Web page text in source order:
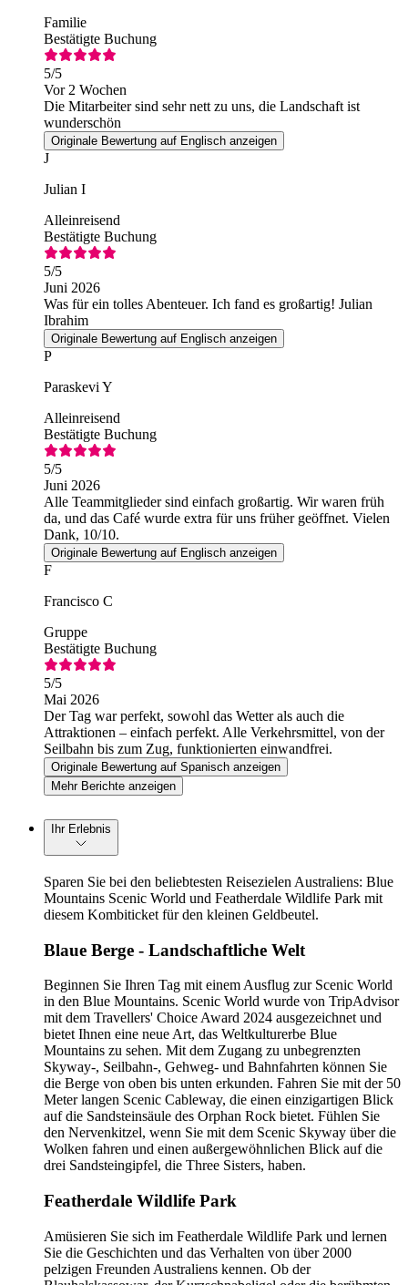
Familie
Bestätigte Buchung
5/5
Vor 2 Wochen
Die Mitarbeiter sind sehr nett zu uns, die Landschaft ist
wunderschön
Originale Bewertung auf Englisch anzeigen
J
Julian I
Alleinreisend
Bestätigte Buchung
5/5
Juni 2026
Was für ein tolles Abenteuer. Ich fand es großartig! Julian
Ibrahim
Originale Bewertung auf Englisch anzeigen
P
Paraskevi Y
Alleinreisend
Bestätigte Buchung
5/5
Juni 2026
Alle Teammitglieder sind einfach großartig. Wir waren früh
da, und das Café wurde extra für uns früher geöffnet. Vielen
Dank, 10/10.
Originale Bewertung auf Englisch anzeigen
F
Francisco C
Gruppe
Bestätigte Buchung
5/5
Mai 2026
Der Tag war perfekt, sowohl das Wetter als auch die
Attraktionen – einfach perfekt. Alle Verkehrsmittel, von der
Seilbahn bis zum Zug, funktionierten einwandfrei.
Originale Bewertung auf Spanisch anzeigen
Mehr Berichte anzeigen
Ihr Erlebnis
Sparen Sie bei den beliebtesten Reisezielen Australiens: Blue
Mountains Scenic World und Featherdale Wildlife Park mit
diesem Kombiticket für den kleinen Geldbeutel.
Blaue Berge - Landschaftliche Welt
Beginnen Sie Ihren Tag mit einem Ausflug zur Scenic World
in den Blue Mountains. Scenic World wurde von TripAdvisor
mit dem Travellers' Choice Award 2024 ausgezeichnet und
bietet Ihnen eine neue Art, das Weltkulturerbe Blue
Mountains zu sehen. Mit dem Zugang zu unbegrenzten
Skyway-, Seilbahn-, Gehweg- und Bahnfahrten können Sie
die Berge von oben bis unten erkunden. Fahren Sie mit der 50
Meter langen Scenic Cableway, die einen einzigartigen Blick
auf die Sandsteinsäule des Orphan Rock bietet. Fühlen Sie
den Nervenkitzel, wenn Sie mit dem Scenic Skyway über die
Wolken fahren und einen außergewöhnlichen Blick auf die
drei Sandsteingipfel, die Three Sisters, haben.
Featherdale Wildlife Park
Amüsieren Sie sich im Featherdale Wildlife Park und lernen
Sie die Geschichten und das Verhalten von über 2000
pelzigen Freunden Australiens kennen. Ob der